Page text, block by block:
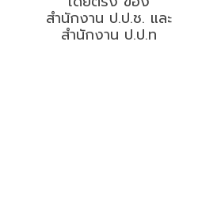
สำนักงาน ป.ป.ช. และ
สำนักงาน ป.ป.ท